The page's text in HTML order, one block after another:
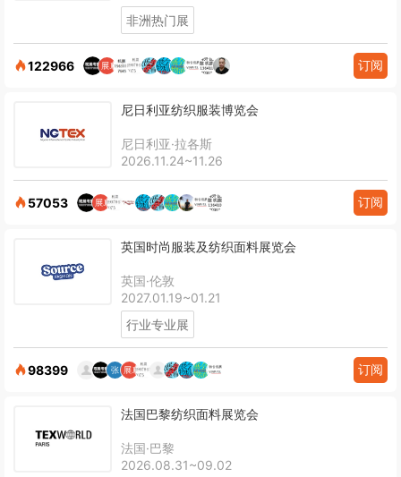
非洲热门展
122966 订阅
尼日利亚纺织服装博览会
尼日利亚·拉各斯
2026.11.24~11.26
57053 订阅
英国时尚服装及纺织面料展览会
英国·伦敦
2027.01.19~01.21
行业专业展
98399 订阅
法国巴黎纺织面料展览会
法国·巴黎
2026.08.31~09.02